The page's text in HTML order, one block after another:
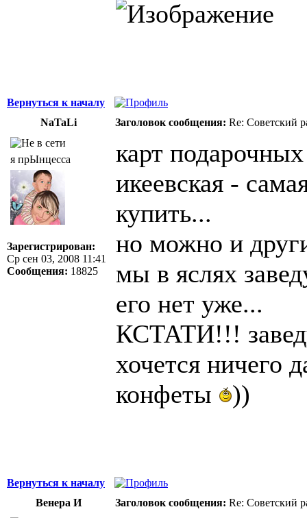
Вернуться к началу
NaTaLi
Заголовок сообщения: Re: Советский
я прЫнцесса
Зарегистрирован:
Ср сен 03, 2008 11:41
Сообщения: 18825
карт
икеевская -
купить...
но можно и
мы в яслях
его нет уже...
КСТАТИ!!!
хочется ничего
конфеты
))
Вернуться к началу
Венера И
Заголовок сообщения: Re: Советский